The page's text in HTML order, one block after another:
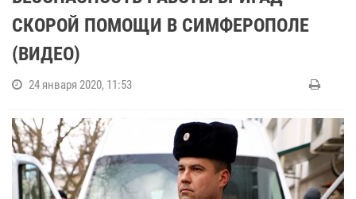
СКОРОЙ ПОМОЩИ В СИМФЕРОПОЛЕ
(ВИДЕО)
24 января 2020, 11:53